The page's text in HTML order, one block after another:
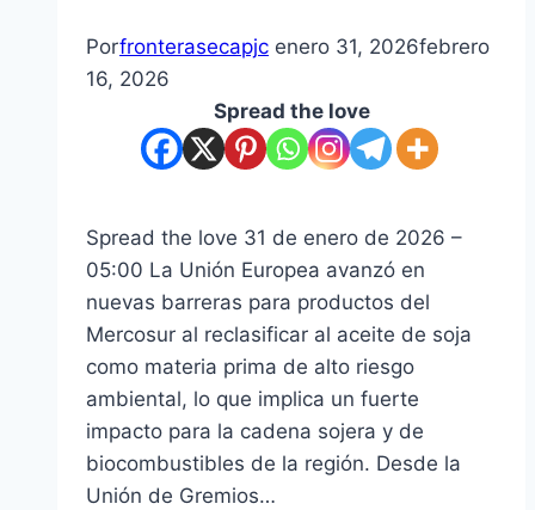
Porfronterasecapjc enero 31, 2026febrero
16, 2026
Spread the love
Spread the love 31 de enero de 2026 –
05:00 La Unión Europea avanzó en
nuevas barreras para productos del
Mercosur al reclasificar al aceite de soja
como materia prima de alto riesgo
ambiental, lo que implica un fuerte
impacto para la cadena sojera y de
biocombustibles de la región. Desde la
Unión de Gremios…